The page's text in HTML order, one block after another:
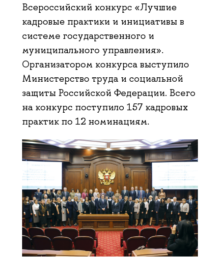
Всероссийский конкурс «Лучшие
кадровые практики и инициативы в
системе государственного и
муниципального управления».
Организатором конкурса выступило
Министерство труда и социальной
защиты Российской Федерации. Всего
на конкурс поступило 157 кадровых
практик по 12 номинациям.